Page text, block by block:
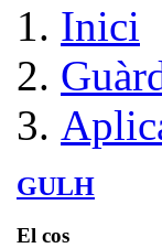
Inici
GULH
El cos